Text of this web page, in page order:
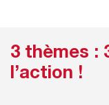
3 thèmes :
l’action !